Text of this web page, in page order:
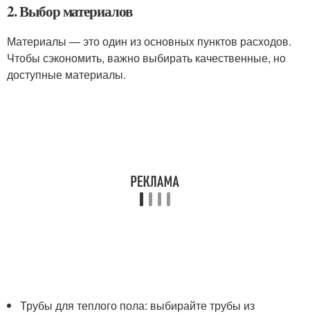
2. Выбор материалов
Материалы — это один из основных пунктов расходов.
Чтобы сэкономить, важно выбирать качественные, но
доступные материалы.
Трубы для теплого пола: выбирайте трубы из